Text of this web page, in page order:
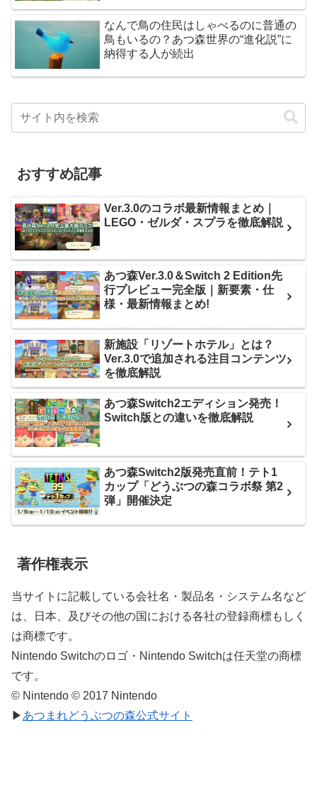
なんで鳥の住民はしゃべるのに普通の
鳥もいるの？あつ森世界の“進化説”に
納得する人が続出
おすすめ記事
Ver.3.0のコラボ最新情報まとめ｜
LEGO・ゼルダ・スプラを徹底解説
あつ森Ver.3.0＆Switch 2 Edition先
行プレビュー完全版｜新要素・仕
様・最新情報まとめ!
新施設「リゾートホテル」とは？
Ver.3.0で追加される注目コンテンツ
を徹底解説
あつ森Switch2エディション発売！
Switch版との違いを徹底解説
あつ森Switch2版発売直前！テト1
カップ「どうぶつの森コラボ祭 第2
弾」開催決定
著作権表示
当サイトに記載している会社名・製品名・システム名など
は、日本、及びその他の国における各社の登録商標もしく
は商標です。
Nintendo Switchのロゴ・Nintendo Switchは任天堂の商標
です。
© Nintendo © 2017 Nintendo
▶ あつまれどうぶつの森公式サイト